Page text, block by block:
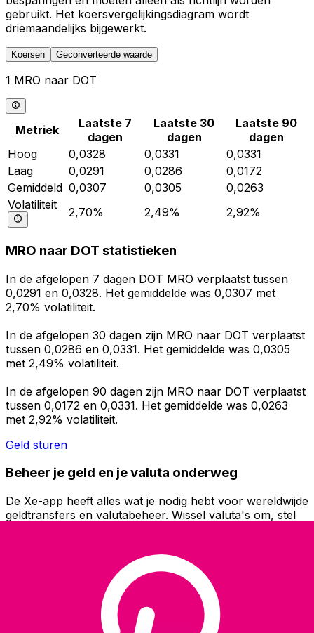
gebruikt. Het koersvergelijkingsdiagram wordt
driemaandelijks bijgewerkt.
Koersen Geconverteerde waarde
1 MRO naar DOT
Metriek
Laatste 7
dagen
Laatste 30
dagen
Laatste 90
dagen
Hoog
0,0328 0,0331
0,0331
Laag
0,0291 0,0286
0,0172
Gemiddeld 0,0307 0,0305
0,0263
Volatiliteit
2,70% 2,49% 2,92%
MRO naar DOT statistieken
In de afgelopen 7 dagen DOT MRO verplaatst tussen
0,0291 en 0,0328. Het gemiddelde was 0,0307 met
2,70% volatiliteit.
In de afgelopen 30 dagen zijn MRO naar DOT verplaatst
tussen 0,0286 en 0,0331. Het gemiddelde was 0,0305
met 2,49% volatiliteit.
In de afgelopen 90 dagen zijn MRO naar DOT verplaatst
tussen 0,0172 en 0,0331. Het gemiddelde was 0,0263
met 2,92% volatiliteit.
Geld sturen
Beheer je geld en je valuta onderweg
De Xe-app heeft alles wat je nodig hebt voor wereldwijde
geldtransfers en valutabeheer. Wissel valuta's om, stel